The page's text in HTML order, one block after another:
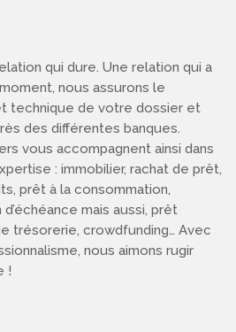
qui dure. Une relation qui a
nous assurons le
technique de votre dossier et
des différentes banques.
vous accompagnent ainsi dans
: immobilier, rachat de prêt,
prêt à la consommation,
mais aussi, prêt
trésorerie, crowdfunding… Avec
nous aimons rugir
!